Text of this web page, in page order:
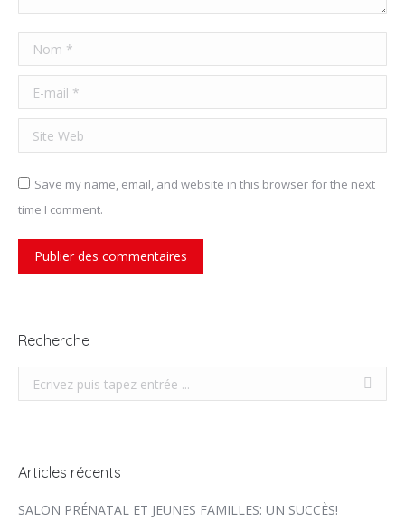
Nom *
E-mail *
Site Web
Save my name, email, and website in this browser for the next
time I comment.
Publier des commentaires
Recherche
Recherche
Articles récents
SALON PRÉNATAL ET JEUNES FAMILLES: UN SUCCÈS!